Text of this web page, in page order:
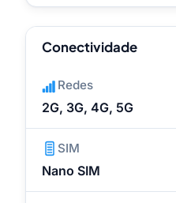
Conectividade
Redes
2G, 3G, 4G, 5G
SIM
Nano SIM